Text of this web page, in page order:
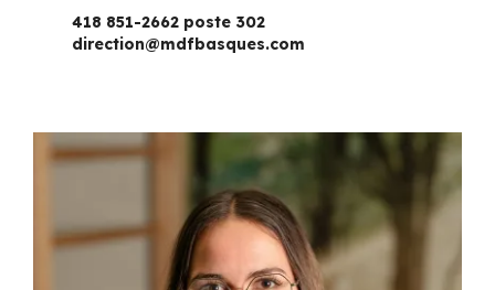
418 851-2662 poste 302
direction@mdfbasques.com